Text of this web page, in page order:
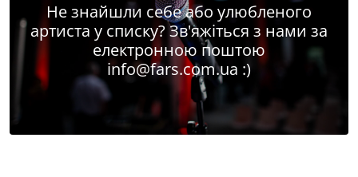
Не знайшли себе або улюбленого
артиста у списку? Зв'яжіться з нами за
електронною поштою
info@fars.com.ua :)